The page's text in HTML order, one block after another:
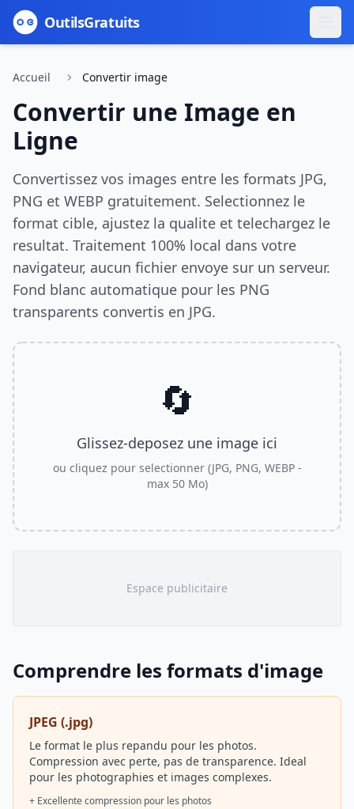
OutilsGratuits
Accueil Convertir image
Convertir une Image en
Ligne
Convertissez vos images entre les formats JPG,
PNG et WEBP gratuitement. Selectionnez le
format cible, ajustez la qualite et telechargez le
resultat. Traitement 100% local dans votre
navigateur, aucun fichier envoye sur un serveur.
Fond blanc automatique pour les PNG
transparents convertis en JPG.
🔄
Glissez-deposez une image ici
ou cliquez pour selectionner (JPG, PNG, WEBP -
max 50 Mo)
Espace publicitaire
Comprendre les formats d'image
JPEG (.jpg)
Le format le plus repandu pour les photos.
Compression avec perte, pas de transparence. Ideal
pour les photographies et images complexes.
+ Excellente compression pour les photos